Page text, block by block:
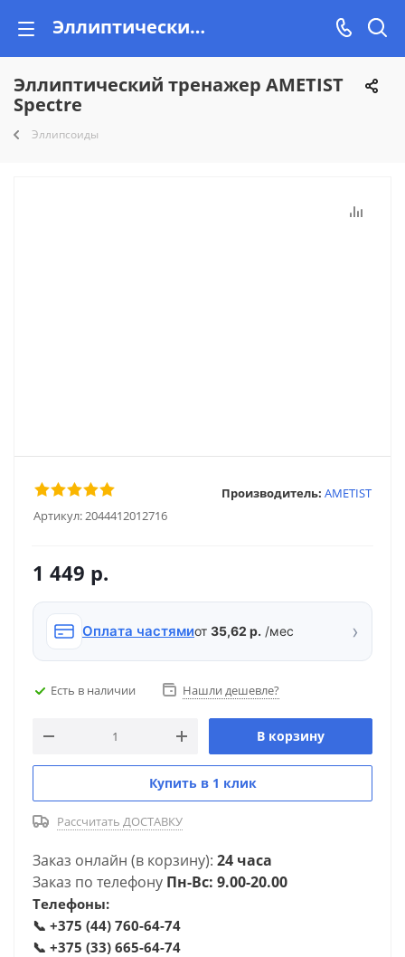
Эллиптический тренажер AMETIST Spectre купить в Минске недорого, рассрочка!
Эллиптический тренажер AMETIST
Spectre
Эллипсоиды
Артикул:2044412012716
Производитель: AMETIST
1 449 р.
Оплата частямиот 35,62 р. /мес ›
Есть в наличии Нашли дешевле?
В корзину
Купить в 1 клик
Рассчитать ДОСТАВКУ
Заказ онлайн (в корзину): 24 часа
Заказ по телефону Пн-Вс: 9.00-20.00
Телефоны:
📞 +375 (44) 760-64-74
📞 +375 (33) 665-64-74